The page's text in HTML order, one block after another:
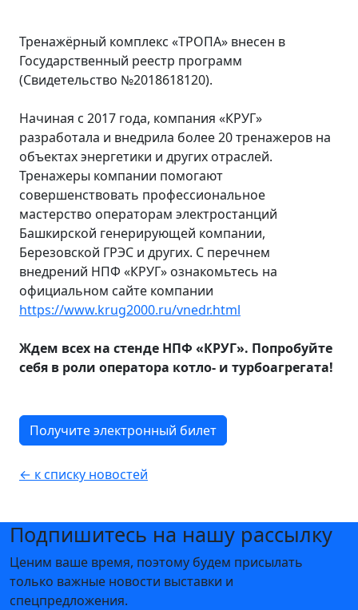
Тренажёрный комплекс «ТРОПА» внесен в
Государственный реестр программ
(Свидетельство №2018618120).
Начиная с 2017 года, компания «КРУГ»
разработала и внедрила более 20 тренажеров на
объектах энергетики и других отраслей.
Тренажеры компании помогают
совершенствовать профессиональное
мастерство операторам электростанций
Башкирской генерирующей компании,
Березовской ГРЭС и других. С перечнем
внедрений НПФ «КРУГ» ознакомьтесь на
официальном сайте компании
https://www.krug2000.ru/vnedr.html
Ждем всех на стенде НПФ «КРУГ». Попробуйте
себя в роли оператора котло- и турбоагрегата!
Получите электронный билет
← к списку новостей
Подпишитесь на нашу рассылку
Ценим ваше время, поэтому будем присылать
только важные новости выставки и
спецпредложения.